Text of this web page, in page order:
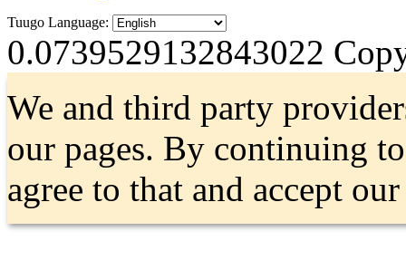
Tuugo Language:
0.0739529132843022
We and third party
our pages. By continuing
agree to that and accept